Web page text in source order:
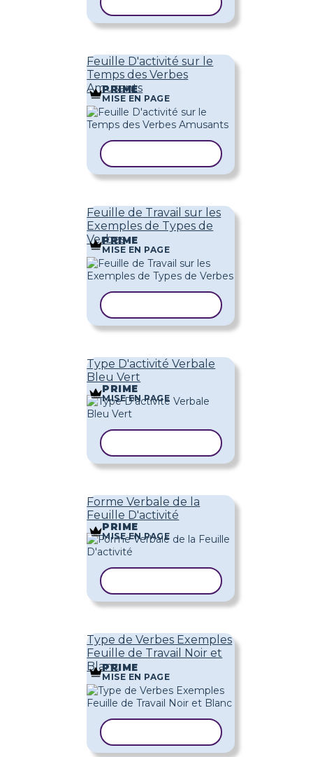
Feuille D'activité sur le
Temps des Verbes
Amusants
PRIME
MISE EN PAGE
Feuille de Travail sur les
Exemples de Types de
Verbes
PRIME
MISE EN PAGE
Type D'activité Verbale
Bleu Vert
PRIME
MISE EN PAGE
Forme Verbale de la
Feuille D'activité
PRIME
MISE EN PAGE
Type de Verbes Exemples
Feuille de Travail Noir et
BlancPRIME
MISE EN PAGE